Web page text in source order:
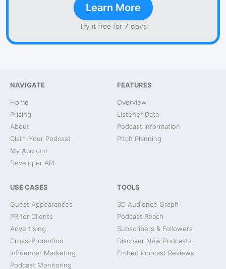
Learn More
Try it free for 7 days
NAVIGATE
Home
Pricing
About
Claim Your Podcast
My Account
Developer API
FEATURES
Overview
Listener Data
Podcast Information
Pitch Planning
USE CASES
Guest Appearances
PR for Clients
Advertising
Cross-Promotion
Influencer Marketing
Podcast Monitoring
TOOLS
3D Audience Graph
Podcast Reach
Subscribers & Followers
Discover New Podcasts
Embed Podcast Reviews